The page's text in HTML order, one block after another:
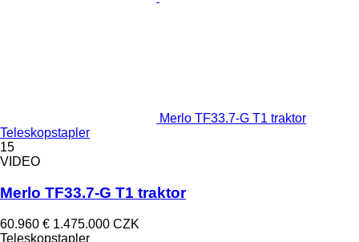
Merlo TF33.7-G T1 traktor
Teleskopstapler
15
VIDEO
Merlo TF33.7-G T1 traktor
60.960 € 1.475.000 CZK
Teleskopstapler